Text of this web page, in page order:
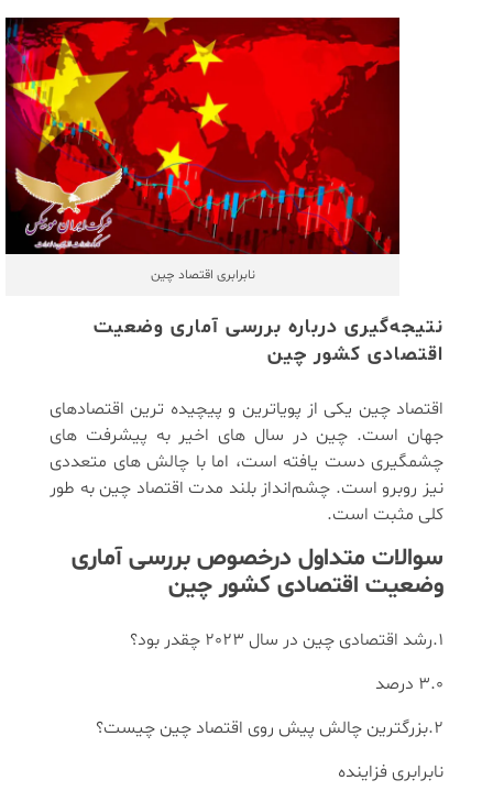
نابرابری اقتصاد چین
نتیجه‌گیری درباره بررسی آماری وضعیت
اقتصادی کشور چین
اقتصاد چین یکی از پویاترین و پیچیده ‌ترین اقتصادهای
جهان است. چین در سال ‌های اخیر به پیشرفت ‌های
چشمگیری دست یافته است، اما با چالش‌ های متعددی
نیز روبرو است. چشم‌انداز بلند مدت اقتصاد چین به طور
کلی مثبت است.
سوالات متداول درخصوص بررسی آماری
وضعیت اقتصادی کشور چین
1.رشد اقتصادی چین در سال 2023 چقدر بود؟
3.0 درصد
2.بزرگترین چالش پیش روی اقتصاد چین چیست؟
نابرابری فزاینده